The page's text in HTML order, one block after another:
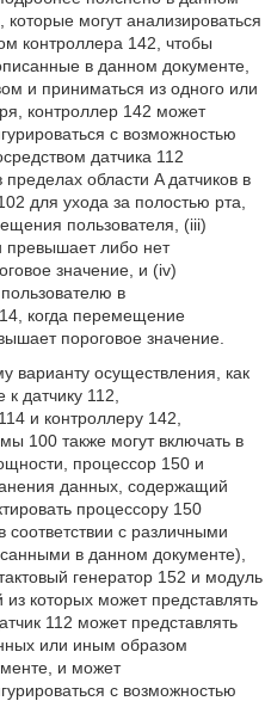
могут анализироваться
контроллера 142, чтобы
в данном документе,
и приниматься из одного или
контроллер 142 может
с возможностью
датчика 112
области A датчиков в
для ухода за полостью рта,
пользователя, (iii)
превышает либо нет
значение, и (iv)
в
когда перемещение
пороговое значение.
варианту осуществления, как
датчику 112,
и контроллеру 142,
100 также могут включать в
процессор 150 и
данных, содержащий
процессору 150
с различными
в данном документе),
генератор 152 и модуль
которых может представлять
112 может представлять
или иным образом
и может
с возможностью